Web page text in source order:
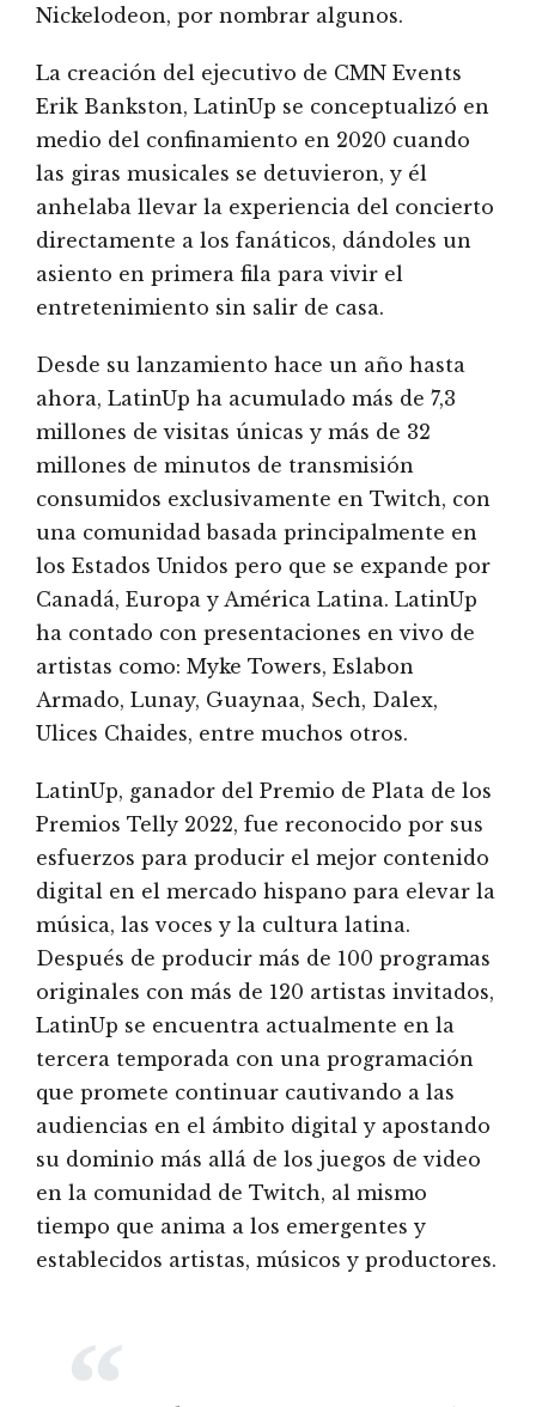
Nickelodeon, por nombrar algunos.
La creación del ejecutivo de CMN Events
Erik Bankston, LatinUp se conceptualizó en
medio del confinamiento en 2020 cuando
las giras musicales se detuvieron, y él
anhelaba llevar la experiencia del concierto
directamente a los fanáticos, dándoles un
asiento en primera fila para vivir el
entretenimiento sin salir de casa.
Desde su lanzamiento hace un año hasta
ahora, LatinUp ha acumulado más de 7,3
millones de visitas únicas y más de 32
millones de minutos de transmisión
consumidos exclusivamente en Twitch, con
una comunidad basada principalmente en
los Estados Unidos pero que se expande por
Canadá, Europa y América Latina. LatinUp
ha contado con presentaciones en vivo de
artistas como: Myke Towers, Eslabon
Armado, Lunay, Guaynaa, Sech, Dalex,
Ulices Chaides, entre muchos otros.
LatinUp, ganador del Premio de Plata de los
Premios Telly 2022, fue reconocido por sus
esfuerzos para producir el mejor contenido
digital en el mercado hispano para elevar la
música, las voces y la cultura latina.
Después de producir más de 100 programas
originales con más de 120 artistas invitados,
LatinUp se encuentra actualmente en la
tercera temporada con una programación
que promete continuar cautivando a las
audiencias en el ámbito digital y apostando
su dominio más allá de los juegos de video
en la comunidad de Twitch, al mismo
tiempo que anima a los emergentes y
establecidos artistas, músicos y productores.